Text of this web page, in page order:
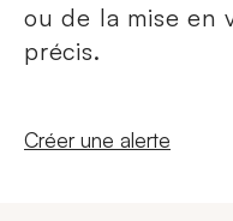
ou de la mise en
précis.
Nouvelle fenêtre
Créer une alerte